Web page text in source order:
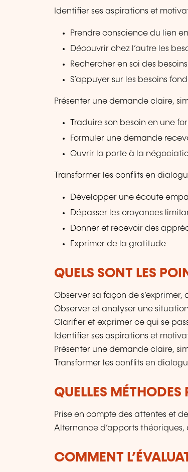
Identifier ses aspirations et
Prendre conscience du lien
Découvrir chez l’autre les
Rechercher en soi des
S’appuyer sur les besoins
Présenter une demande claire,
Traduire son besoin en une
Formuler une demande
Ouvrir la porte à la
Transformer les conflits en
Développer une écoute
Dépasser les croyances
Donner et recevoir des
Exprimer de la gratitude
QUELS SONT LES
Observer sa façon de s’exprimer,
Observer et analyser une
Clarifier et exprimer ce qui se
Identifier ses aspirations et
Présenter une demande claire,
Transformer les conflits en
QUELLES MÉTHODES
Prise en compte des attentes et
Alternance d’apports théoriques,
COMMENT